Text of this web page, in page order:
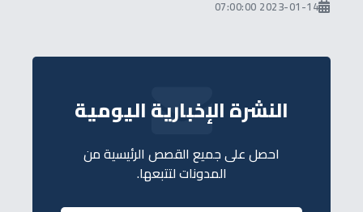
2023-01-14 07:00:00
النشرة الإخبارية اليومية
احصل على جميع القصص الرئيسية من
المدونات لتتبعها.